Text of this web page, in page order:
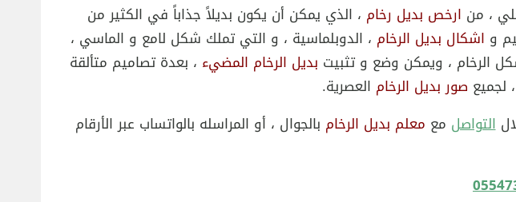
، من ارخص بديل رخام ، الذي يمكن أن يكون بديلاً جذاباً في الكثير من
و اشكال بديل الرخام ، الدوبلماسية ، و التي تملك شكل لامع و الماسي ،
الرخام ، ويمكن وضع و تثبيت بديل الرخام المضيء ، بعدة تصاميم متألقة
لجميع صور بديل الرخام العصرية.
التواصل مع معلم بديل الرخام بالجوال ، أو المراسله بالواتساب عبر الأرقام